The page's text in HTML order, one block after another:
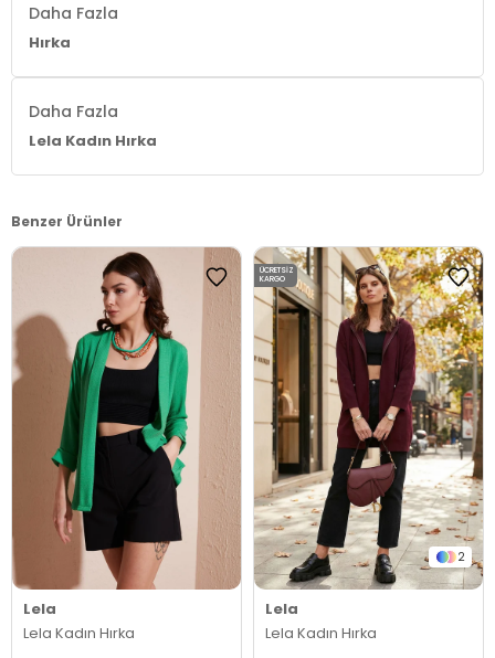
Daha Fazla
Hırka
Daha Fazla
Lela Kadın Hırka
Benzer Ürünler
Lela
Lela Kadın Hırka
2
Lela
Lela Kadın Hırka
ÜCRETSIZ
KARGO